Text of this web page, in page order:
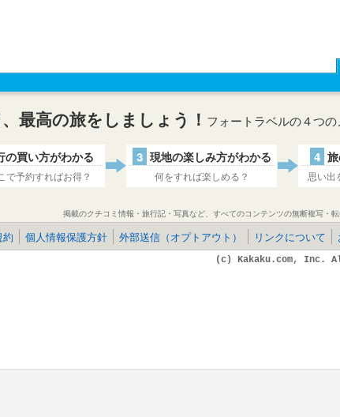
最高の旅をしましょう！ フォートラベルの４つの
の買い方がわかる
で予約すればお得？
3 現地の楽しみ方がわかる
何をすれば楽しめる？
4
思い出
掲載のクチコミ情報・旅行記・写真など、すべてのコンテンツの無断複写・転
約 個人情報保護方針 外部送信（オプトアウト） リンクについて
(c) Kakaku.com, Inc.